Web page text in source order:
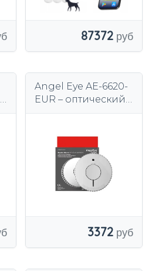
ПРИЛОЖЕНИЕ
87372
Angel Eye AE-6620-
EUR – оптический
85дБ
3372